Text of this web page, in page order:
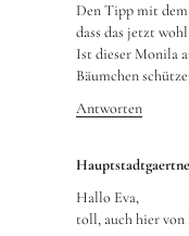
Den Tipp mit dem
dass das jetzt
Ist dieser Monila
Bäumchen
Antworten
Hallo Eva,
toll, auch hier von